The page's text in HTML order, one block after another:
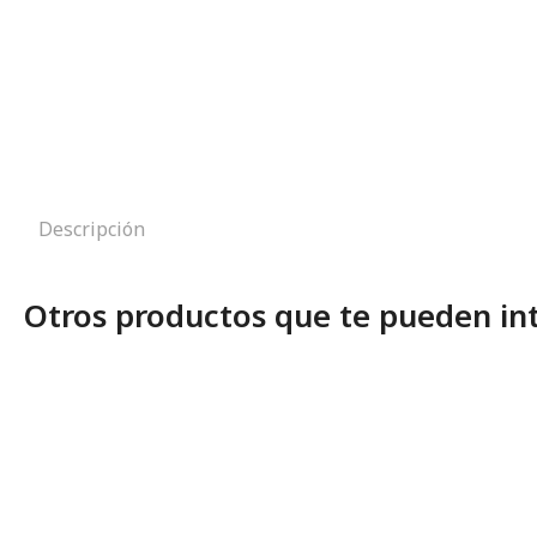
Descripción
Otros productos que te pueden